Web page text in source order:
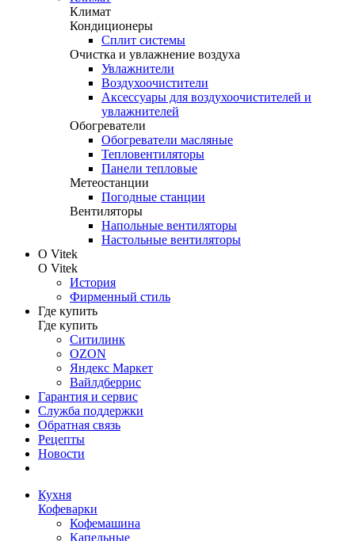
Климат
Кондиционеры
Сплит системы
Очистка и увлажнение воздуха
Увлажнители
Воздухоочистители
Аксессуары для воздухоочистителей и
увлажнителей
Обогреватели
Обогреватели масляные
Тепловентиляторы
Панели тепловые
Метеостанции
Погодные станции
Вентиляторы
Напольные вентиляторы
Настольные вентиляторы
О Vitek
О Vitek
История
Фирменный стиль
Где купить
Где купить
Ситилинк
OZON
Яндекс Маркет
Вайлдберрис
Гарантия и сервис
Служба поддержки
Обратная связь
Рецепты
Новости
Кухня
Кофеварки
Кофемашина
Капельные